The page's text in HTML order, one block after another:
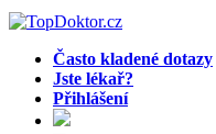
Často kladené dotazy
Jste lékař?
Přihlášení